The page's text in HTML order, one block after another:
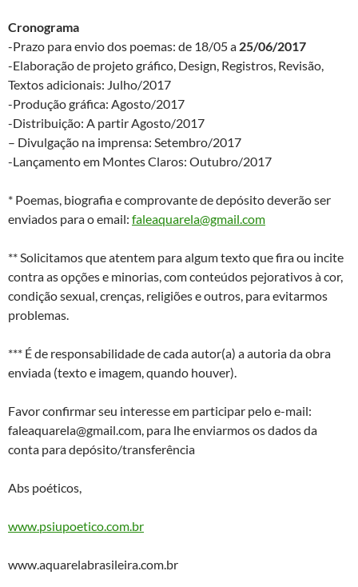
Cronograma
-Prazo para envio dos poemas: de 18/05 a 25/06/2017
-Elaboração de projeto gráfico, Design, Registros, Revisão,
Textos adicionais: Julho/2017
-Produção gráfica: Agosto/2017
-Distribuição: A partir Agosto/2017
– Divulgação na imprensa: Setembro/2017
-Lançamento em Montes Claros: Outubro/2017
* Poemas, biografia e comprovante de depósito deverão ser
enviados para o email: faleaquarela@gmail.com
** Solicitamos que atentem para algum texto que fira ou incite
contra as opções e minorias, com conteúdos pejorativos à cor,
condição sexual, crenças, religiões e outros, para evitarmos
problemas.
*** É de responsabilidade de cada autor(a) a autoria da obra
enviada (texto e imagem, quando houver).
Favor confirmar seu interesse em participar pelo e-mail:
faleaquarela@gmail.com, para lhe enviarmos os dados da
conta para depósito/transferência
Abs poéticos,
www.psiupoetico.com.br
www.aquarelabrasileira.com.br